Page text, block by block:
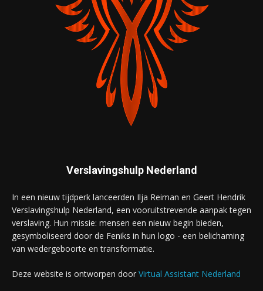
Verslavingshulp Nederland
In een nieuw tijdperk lanceerden Ilja Reiman en Geert Hendrik
Verslavingshulp Nederland, een vooruitstrevende aanpak tegen
verslaving. Hun missie: mensen een nieuw begin bieden,
gesymboliseerd door de Feniks in hun logo - een belichaming
van wedergeboorte en transformatie.
Deze website is ontworpen door Virtual Assistant Nederland